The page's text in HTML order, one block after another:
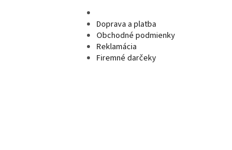
Doprava a platba
Obchodné podmienky
Reklamácia
Firemné darčeky